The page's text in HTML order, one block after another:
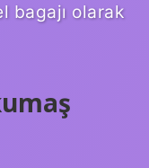
bagajı olarak